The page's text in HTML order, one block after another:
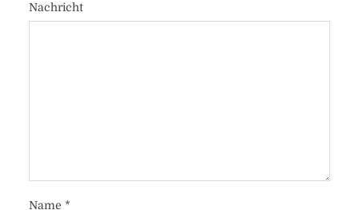
Nachricht
Name *